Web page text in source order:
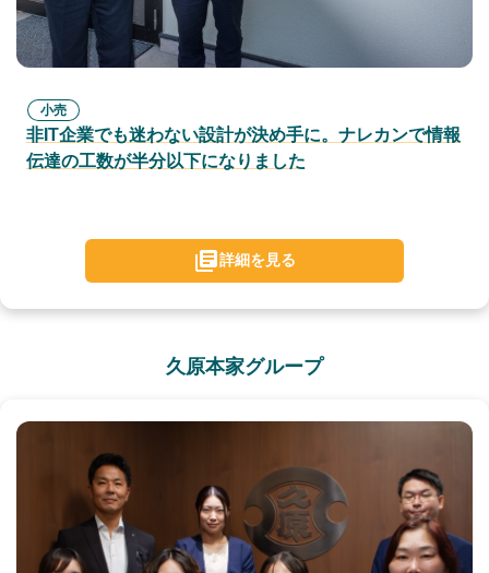
小売
非IT企業でも迷わない設計が決め手に。ナレカンで情報
伝達の工数が半分以下になりました
詳細を見る
久原本家グループ